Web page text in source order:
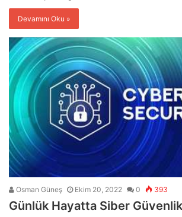
Devamını Oku »
Osman Güneş Ekim 20, 2022 0 393
Günlük Hayatta Siber